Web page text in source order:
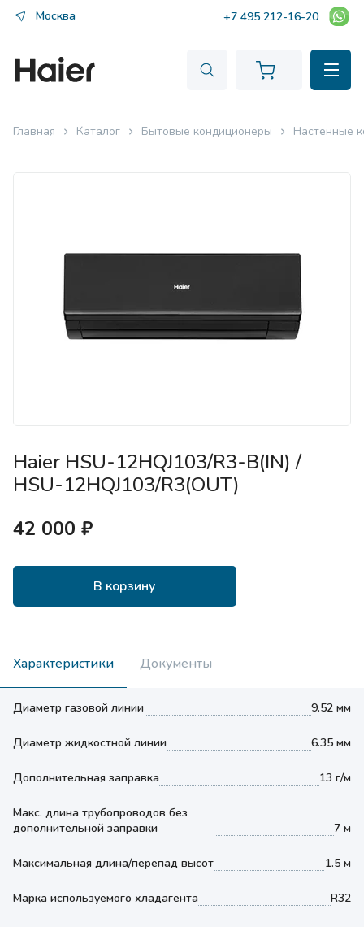
Москва +7 495 212-16-20
Главная Каталог Бытовые кондиционеры Настенные
Haier HSU-12HQJ103/R3-B(IN) /
HSU-12HQJ103/R3(OUT)
42 000 ₽
В корзину
Характеристики Документы
Диаметр газовой линии 9.52 мм
Диаметр жидкостной линии 6.35 мм
Дополнительная заправка 13 г/м
Макс. длина трубопроводов без
дополнительной заправки
7 м
Максимальная длина/перепад высот 1.5 м
Марка используемого хладагента R32